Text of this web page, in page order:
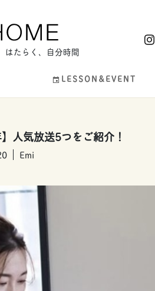
はたらく、自分時間
LESSON&EVENT
人気放送5つをご紹介！
Emi